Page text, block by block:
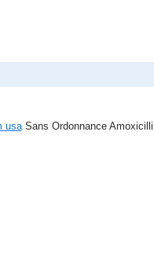
usaSans Ordonnance